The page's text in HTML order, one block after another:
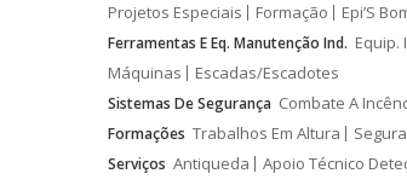
Projetos Especiais
Formação Epi’S
Ferramentas E Eq. Manutenção Ind. Equip.
Máquinas
Escadas/Escadotes
Sistemas De Segurança Combate A
Formações Trabalhos Em Altura
Serviços Antiqueda Apoio Técnico